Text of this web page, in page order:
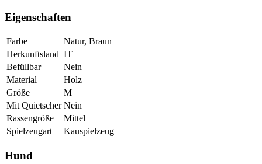
Eigenschaften
Farbe
Natur, Braun
Herkunftsland IT
Befüllbar
Nein
Material
Holz
Größe
M
Mit Quietscher Nein
Rassengröße
Mittel
Spielzeugart
Kauspielzeug
Hund